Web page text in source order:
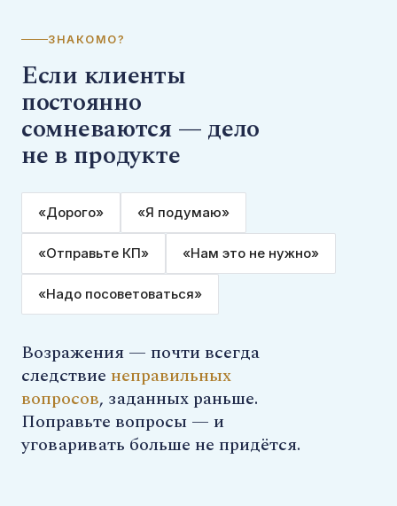
ЗНАКОМО?
Если клиенты
постоянно
сомневаются — дело
не в продукте
«Дорого» «Я подумаю»
«Отправьте КП» «Нам это не нужно»
«Надо посоветоваться»
Возражения — почти всегда
следствие неправильных
вопросов, заданных раньше.
Поправьте вопросы — и
уговаривать больше не придётся.